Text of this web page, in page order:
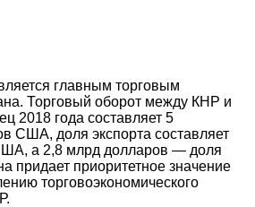
главным торговым
Торговый оборот между КНР и
2018 года составляет 5
США, доля экспорта составляет
а 2,8 млрд долларов — доля
придает приоритетное значение
торговоэкономического